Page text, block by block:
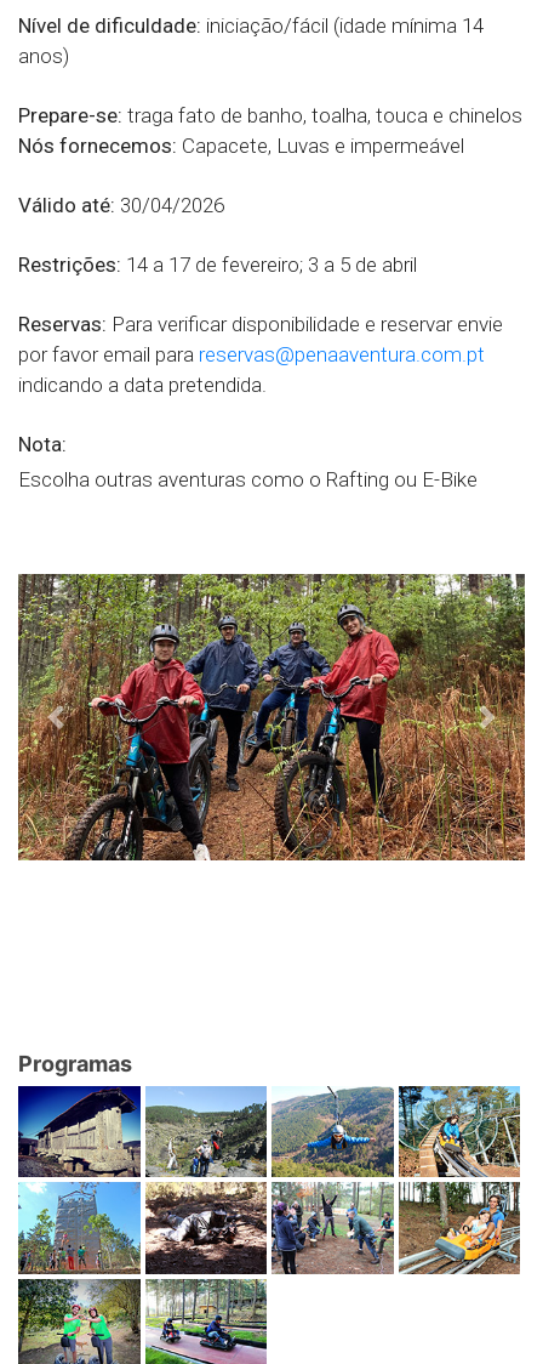
Nível de dificuldade: iniciação/fácil (idade mínima 14
anos)
Prepare-se: traga fato de banho, toalha, touca e chinelos
Nós fornecemos: Capacete, Luvas e impermeável
Válido até: 30/04/2026
Restrições: 14 a 17 de fevereiro; 3 a 5 de abril
Reservas: Para verificar disponibilidade e reservar envie
por favor email para reservas@penaaventura.com.pt
indicando a data pretendida.
Nota:
Escolha outras aventuras como o Rafting ou E-Bike
Previous Next
Programas